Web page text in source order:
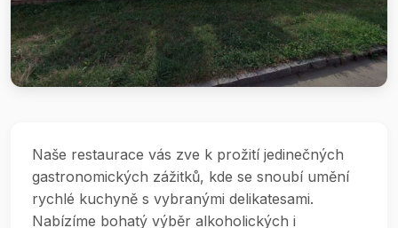
Naše restaurace vás zve k prožití jedinečných
gastronomických zážitků, kde se snoubí umění
rychlé kuchyně s vybranými delikatesami.
Nabízíme bohatý výběr alkoholických i